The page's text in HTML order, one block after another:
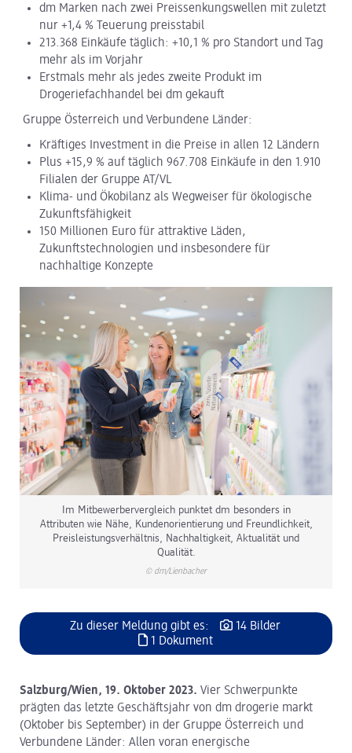
dm Logistik
dm Online Shop
PAYBACK
Über dm
Pressekontakt
ACTIVE BEAUTY
dm Marken nach zwei Preissenkungswellen mit zuletzt
nur +1,4 % Teuerung preisstabil
213.368 Einkäufe täglich: +10,1 % pro Standort und Tag
mehr als im Vorjahr
Erstmals mehr als jedes zweite Produkt im
Drogeriefachhandel bei dm gekauft
Gruppe Österreich und Verbundene Länder:
Kräftiges Investment in die Preise in allen 12 Ländern
Plus +15,9 % auf täglich 967.708 Einkäufe in den 1.910
Filialen der Gruppe AT/VL
Klima- und Ökobilanz als Wegweiser für ökologische
Zukunftsfähigkeit
150 Millionen Euro für attraktive Läden,
Zukunftstechnologien und insbesondere für
nachhaltige Konzepte
Im Mitbewerbervergleich punktet dm besonders in
Attributen wie Nähe, Kundenorientierung und Freundlichkeit,
Preisleistungsverhältnis, Nachhaltigkeit, Aktualität und
Qualität.
© dm/Lienbacher
Zu dieser Meldung gibt es:
14 Bilder
1 Dokument
Salzburg/Wien, 19. Oktober 2023. Vier Schwerpunkte
prägten das letzte Geschäftsjahr von dm drogerie markt
(Oktober bis September) in der Gruppe Österreich und
Verbundene Länder: Allen voran energische